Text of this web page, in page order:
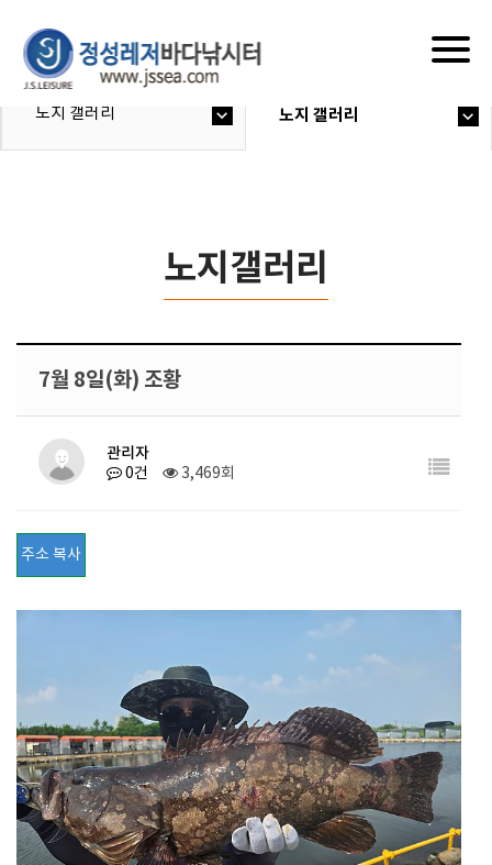
노지 갤러리 노지 갤러리
노지갤러리
7월 8일(화) 조황
관리자
0건 3,469회
주소 복사